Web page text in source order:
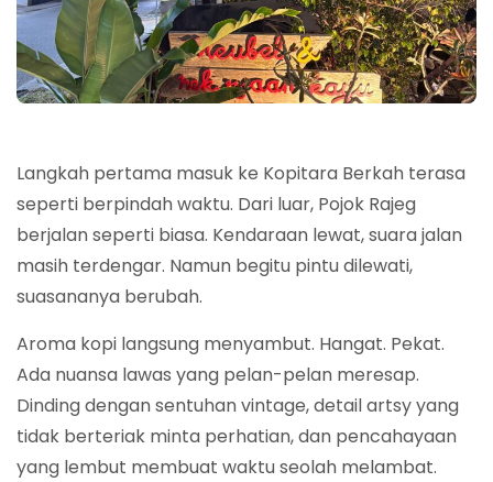
Langkah pertama masuk ke Kopitara Berkah terasa
seperti berpindah waktu. Dari luar, Pojok Rajeg
berjalan seperti biasa. Kendaraan lewat, suara jalan
masih terdengar. Namun begitu pintu dilewati,
suasananya berubah.
Aroma kopi langsung menyambut. Hangat. Pekat.
Ada nuansa lawas yang pelan-pelan meresap.
Dinding dengan sentuhan vintage, detail artsy yang
tidak berteriak minta perhatian, dan pencahayaan
yang lembut membuat waktu seolah melambat.